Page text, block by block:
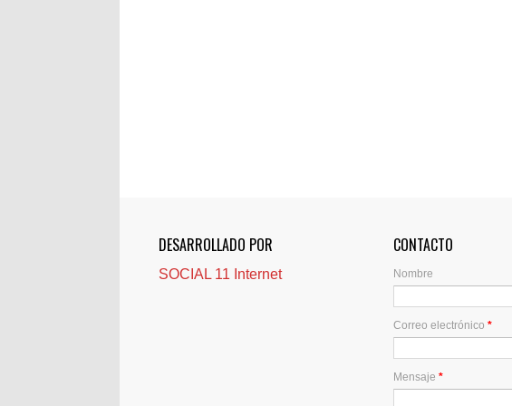
DESARROLLADO POR
SOCIAL 11 Internet
CONTACTO
Nombre
Correo electrónico*
Mensaje*